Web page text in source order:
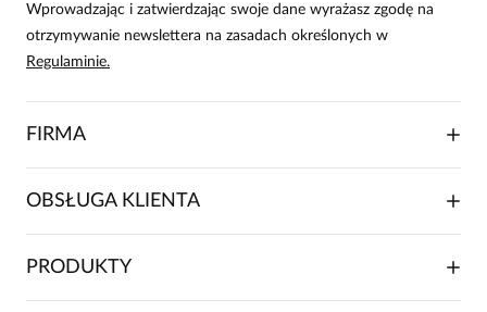
Wprowadzając i zatwierdzając swoje dane wyrażasz zgodę na
otrzymywanie newslettera na zasadach określonych w
Regulaminie.
FIRMA
FRANCZYZA
OBSŁUGA KLIENTA
PRODUKTY